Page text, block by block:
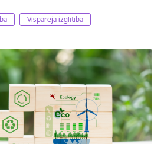
Visparējā izglītība